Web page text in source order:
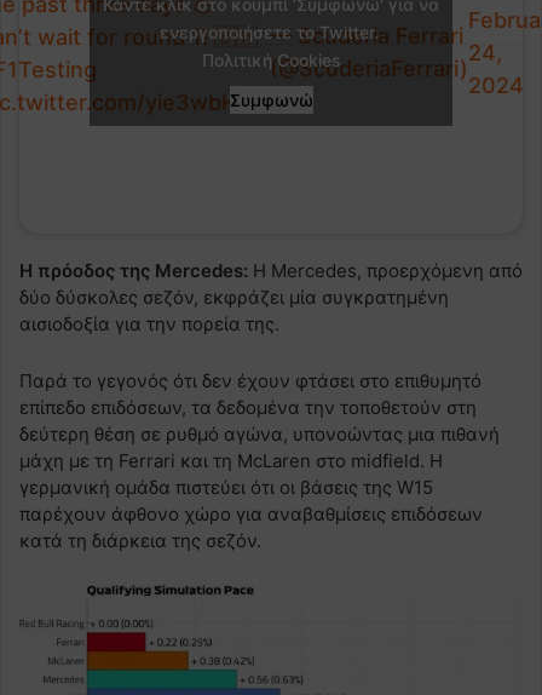
wait for round 1! 🇧🇭
yie3wbHiS5
— Scuderia Ferrari
(@ScuderiaFerrari)
24,
2024
Κάντε κλικ στο κουμπί 'Συμφωνώ' για να
ενεργοποιήσετε το Twitter.
Πολιτική Cookies
Συμφωνώ
Η πρόοδος της Mercedes: Η Mercedes, προερχόμενη από
δύο δύσκολες σεζόν, εκφράζει μία συγκρατημένη
αισιοδοξία για την πορεία της.
Παρά το γεγονός ότι δεν έχουν φτάσει στο επιθυμητό
επίπεδο επιδόσεων, τα δεδομένα την τοποθετούν στη
δεύτερη θέση σε ρυθμό αγώνα, υπονοώντας μια πιθανή
μάχη με τη Ferrari και τη McLaren στο midfield. Η
γερμανική ομάδα πιστεύει ότι οι βάσεις της W15
παρέχουν άφθονο χώρο για αναβαθμίσεις επιδόσεων
κατά τη διάρκεια της σεζόν.